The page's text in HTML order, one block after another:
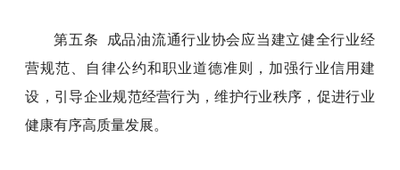
第五条 成品油流通行业协会应当建立健全行业经
营规范、自律公约和职业道德准则，加强行业信用建
设，引导企业规范经营行为，维护行业秩序，促进行业
健康有序高质量发展。